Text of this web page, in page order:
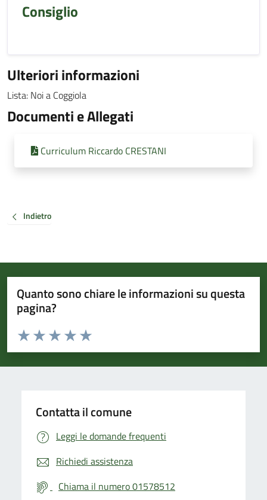
Consiglio
Ulteriori informazioni
Lista: Noi a Coggiola
Documenti e Allegati
Curriculum Riccardo CRESTANI
Indietro
Quanto sono chiare le informazioni su questa
pagina?
Valuta da 1 a 5 stelle la pagina
Valuta 5 stelle su 5
Valuta 4 stelle su 5
Valuta 3 stelle su 5
Valuta 2 stelle su 5
Valuta 1 stelle su 5
Contatta il comune
Leggi le domande frequenti
Richiedi assistenza
Chiama il numero 01578512